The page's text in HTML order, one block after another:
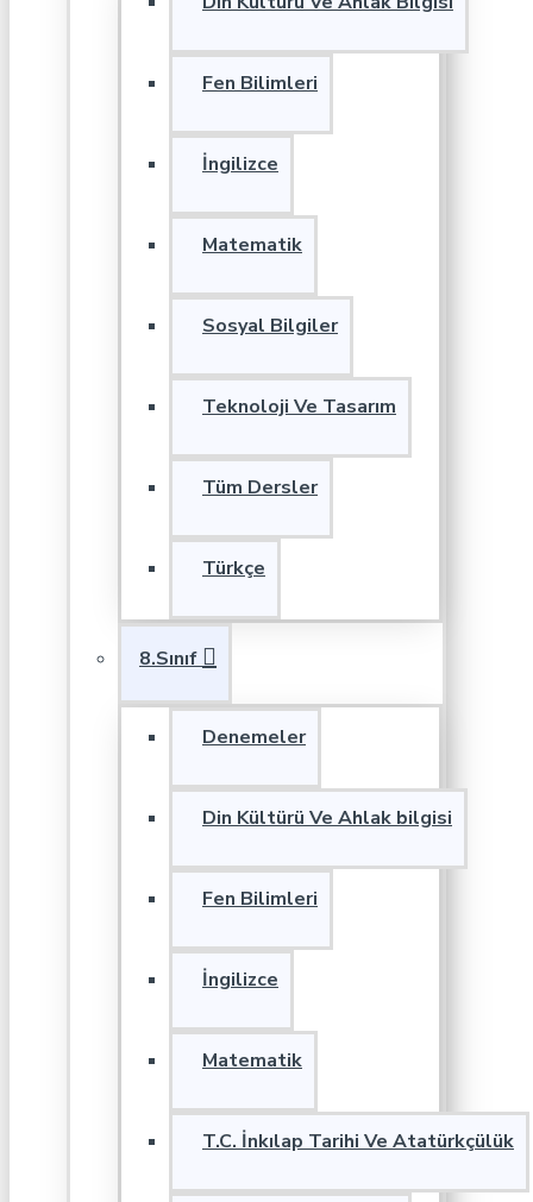
Fen Bilimleri
İngilizce
Matematik
Sosyal Bilgiler
Teknoloji Ve Tasarım
Tüm Dersler
Türkçe
8.Sınıf
Denemeler
Din Kültürü Ve Ahlak bilgisi
Fen Bilimleri
İngilizce
Matematik
T.C. İnkılap Tarihi Ve Atatürkçülük